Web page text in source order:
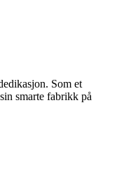
Som et
smarte fabrikk på